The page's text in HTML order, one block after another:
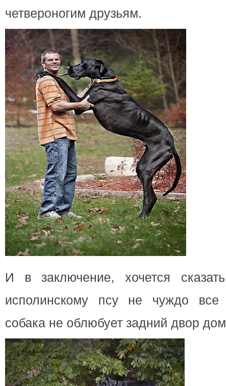
четвероногим друзьям.
И в заключение, хочется
исполинскому псу не чуждо все
собака не облюбует задний двор